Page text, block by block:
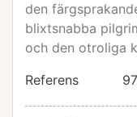
den
blixtsnabba
och den otroliga
Referens